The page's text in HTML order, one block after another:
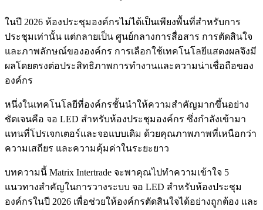
ในปี 2026 ห้องประชุมองค์กรไม่ได้เป็นเพียงพื้นที่สำหรับการ
ประชุมเท่านั้น แต่กลายเป็น ศูนย์กลางการสื่อสาร การตัดสินใจ
และภาพลักษณ์ขององค์กร การเลือกใช้เทคโนโลยีแสดงผลจึงมี
ผลโดยตรงต่อประสิทธิภาพการทำงานและความน่าเชื่อถือของ
องค์กร
หนึ่งในเทคโนโลยีที่องค์กรชั้นนำให้ความสำคัญมากขึ้นอย่าง
ชัดเจนคือ จอ LED สำหรับห้องประชุมองค์กร ซึ่งกำลังเข้ามา
แทนที่โปรเจกเตอร์และจอแบบเดิม ด้วยคุณภาพภาพที่เหนือกว่า
ความเสถียร และความคุ้มค่าในระยะยาว
บทความนี้ Matrix Intertrade จะพาคุณไปทำความเข้าใจ 5
แนวทางสำคัญในการวางระบบ จอ LED สำหรับห้องประชุม
องค์กรในปี 2026 เพื่อช่วยให้องค์กรตัดสินใจได้อย่างถูกต้อง และ